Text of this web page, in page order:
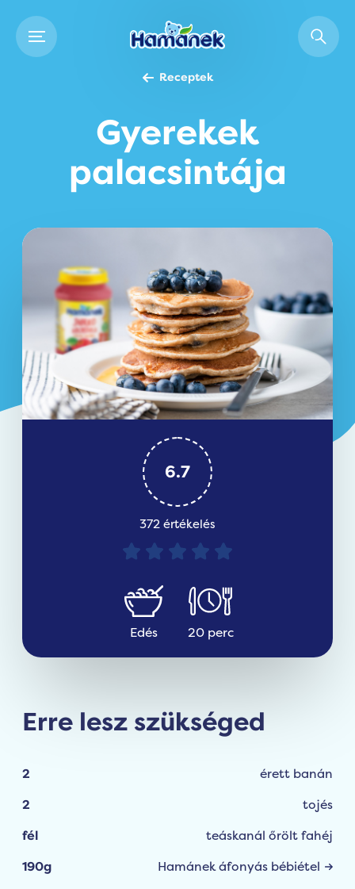
Receptek
Gyerekek
palacsintája
6.7
372 értékelés
Edés 20 perc
Erre lesz szükséged
2
érett banán
2
tojés
fél
teáskanál őrölt fahéj
190g
Hamánek áfonyás bébiétel